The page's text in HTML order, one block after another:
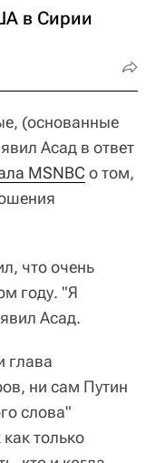
в Сирии
(основанные
Асад в ответ
MSNBC о том,
что очень
году. "Я
Асад.
глава
ни сам Путин
слова"
только